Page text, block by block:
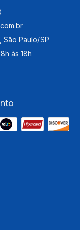
São Paulo/SP
às 18h